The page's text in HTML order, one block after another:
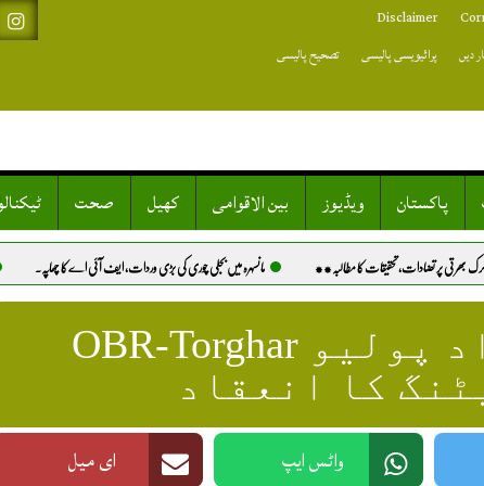
Disclaimer
دیں پرائیویسی پالیسی
تصحیح پالیسی
پاکستان ویڈیوز بین الاقوامی کھیل صحت
کا مطالبہ** مانسہرہ میں بجلی چوری کی بڑی وردات، ایف آئی اے کا چھاپہ. خیرپور: کتے کے کاٹنے کا
ضلع بٹگرام میں انسداد پولیو OBR-Torghar
کا انعقاد
واٹس ایپ ای میل